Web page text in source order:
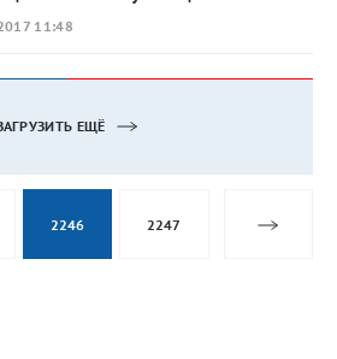
11:48
ЕЩЁ
2246 2247